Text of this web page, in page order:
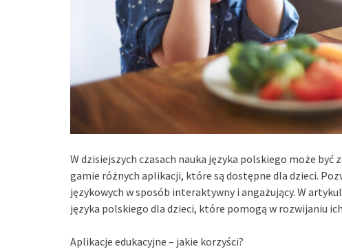
W dzisiejszych czasach nauka języka polskiego może
gamie różnych aplikacji, które są dostępne dla dzieci.
językowych w sposób interaktywny i angażujący. W
języka polskiego dla dzieci, które pomogą w rozwijaniu
Aplikacje edukacyjne – jakie korzyści?